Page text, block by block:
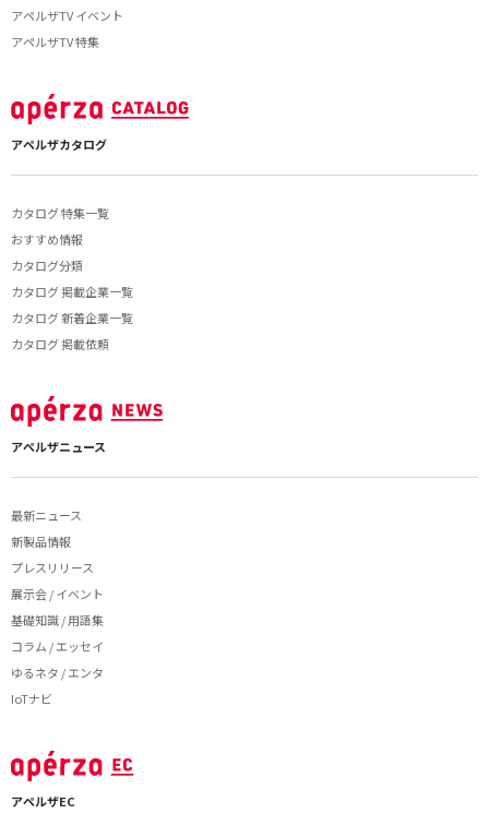
アペルザTV イベント
アペルザTV 特集
アペルザカタログ
カタログ 特集一覧
おすすめ情報
カタログ分類
カタログ 掲載企業一覧
カタログ 新着企業一覧
カタログ 掲載依頼
アペルザニュース
最新ニュース
新製品情報
プレスリリース
展示会 / イベント
基礎知識 / 用語集
コラム / エッセイ
ゆるネタ / エンタ
IoTナビ
アペルザEC